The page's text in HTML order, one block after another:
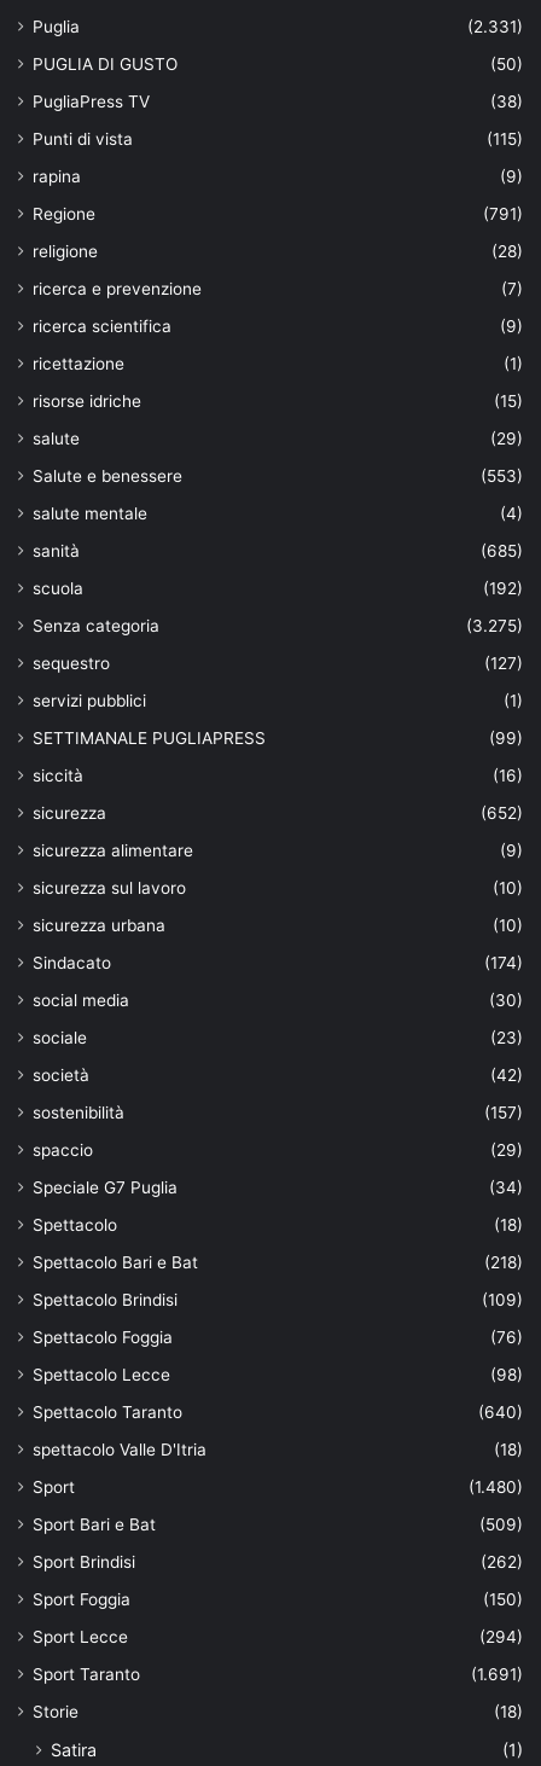
Puglia
(2.331)
PUGLIA DI GUSTO
(50)
PugliaPress TV
(38)
Punti di vista
(115)
rapina
(9)
Regione
(791)
religione
(28)
ricerca e prevenzione
(7)
ricerca scientifica
(9)
ricettazione
(1)
risorse idriche
(15)
salute
(29)
Salute e benessere
(553)
salute mentale
(4)
sanità
(685)
scuola
(192)
Senza categoria
(3.275)
sequestro
(127)
servizi pubblici
(1)
SETTIMANALE PUGLIAPRESS
(99)
siccità
(16)
sicurezza
(652)
sicurezza alimentare
(9)
sicurezza sul lavoro
(10)
sicurezza urbana
(10)
Sindacato
(174)
social media
(30)
sociale
(23)
società
(42)
sostenibilità
(157)
spaccio
(29)
Speciale G7 Puglia
(34)
Spettacolo
(18)
Spettacolo Bari e Bat
(218)
Spettacolo Brindisi
(109)
Spettacolo Foggia
(76)
Spettacolo Lecce
(98)
Spettacolo Taranto
(640)
spettacolo Valle D'Itria
(18)
Sport
(1.480)
Sport Bari e Bat
(509)
Sport Brindisi
(262)
Sport Foggia
(150)
Sport Lecce
(294)
Sport Taranto
(1.691)
Storie
(18)
Satira (1)